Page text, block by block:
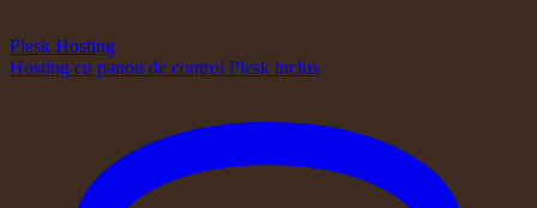
Plesk Hosting
Hosting cu panou de control Plesk inclus